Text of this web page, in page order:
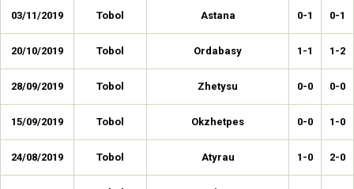
03/11/2019 Tobol Astana 0-1 0-1
20/10/2019 Tobol Ordabasy 1-1 1-2
28/09/2019 Tobol Zhetysu 0-0 0-0
15/09/2019 Tobol Okzhetpes 0-0 1-0
24/08/2019 Tobol Atyrau 1-0 2-0